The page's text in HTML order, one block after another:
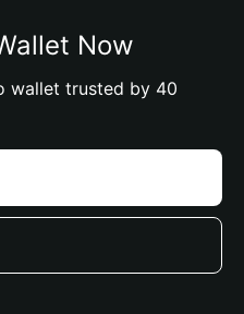
Now
wallet trusted by 40